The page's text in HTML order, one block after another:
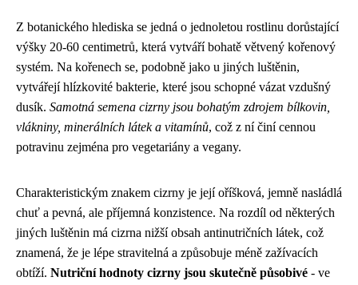
Z botanického hlediska se jedná o jednoletou rostlinu dorůstající
výšky 20-60 centimetrů, která vytváří bohatě větvený kořenový
systém. Na kořenech se, podobně jako u jiných luštěnin,
vytvářejí hlízkovité bakterie, které jsou schopné vázat vzdušný
dusík. Samotná semena cizrny jsou bohatým zdrojem bílkovin,
vlákniny, minerálních látek a vitamínů, což z ní činí cennou
potravinu zejména pro vegetariány a vegany.
Charakteristickým znakem cizrny je její oříšková, jemně nasládlá
chuť a pevná, ale příjemná konzistence. Na rozdíl od některých
jiných luštěnin má cizrna nižší obsah antinutričních látek, což
znamená, že je lépe stravitelná a způsobuje méně zažívacích
obtíží. Nutriční hodnoty cizrny jsou skutečně působivé - ve